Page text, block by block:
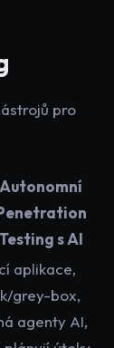
pro
Autonomní
Testing s AI
aplikace,
grey-box,
agenty AI,